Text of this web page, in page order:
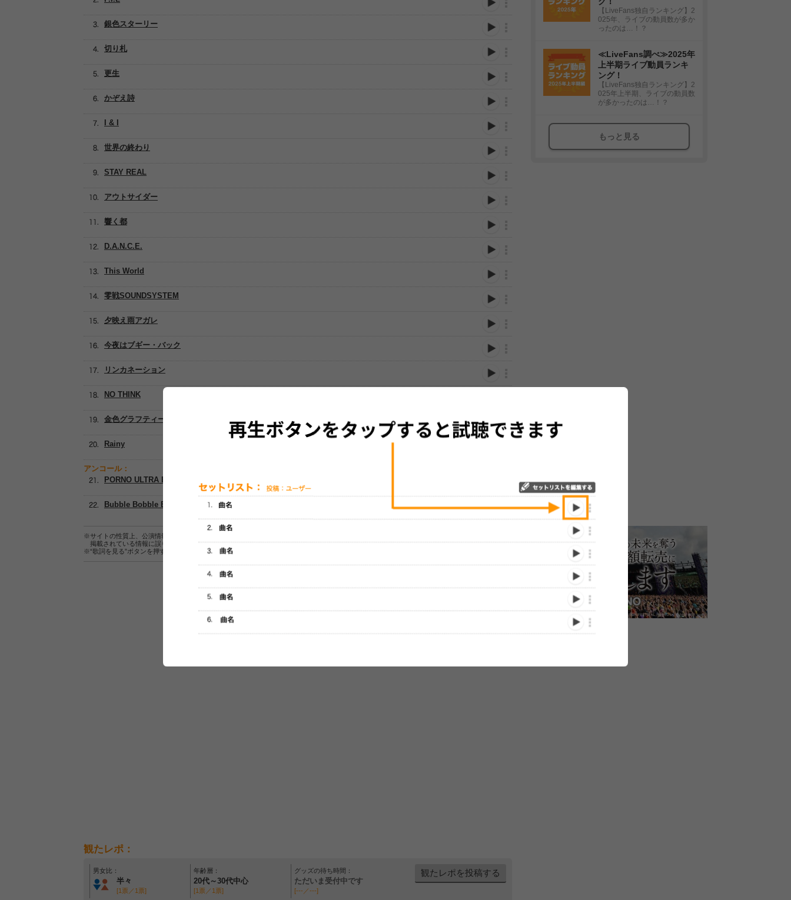
かぞえ詩
STAY REAL
切り札
銀色スターリー
更生
I & I
世界の終わり
アウトサイダー
響く都
D.A.N.C.E.
This World
零戦SOUNDSYSTEM
夕映え雨アガレ
今夜はブギー・バック
リンカネーション
NO THINK
金色グラフティー
Rainy
アンコール：
PORNO ULTRA EXPRESS
Bubble Bobble Bowl
※サイトの性質上、公演情報およびセットリスト情報の正確性は保証されませんので、あらかじめご了承ください。
掲載されている情報に誤りがある場合は、
こちら
よりご連絡をお願い致します。
※“歌詞を見る”ボタンを押すと、株式会社ページワンが運営する歌詞サイト「
観たレポ：
男女比：
半々
[1票／1票]
年齢層：
20代～30代中心
[1票／1票]
グッズの待ち時間：
ただいま受付中です
[---／---]
観たレポを投稿する
【LiveFans独自ランキング】2
025年、ライブの動員数が多か
ったのは…！？
≪LiveFans調べ≫2025年
上半期ライブ動員ランキ
ング！
【LiveFans独自ランキング】2
025年上半期、ライブの動員数
が多かったのは…！？
もっと見る